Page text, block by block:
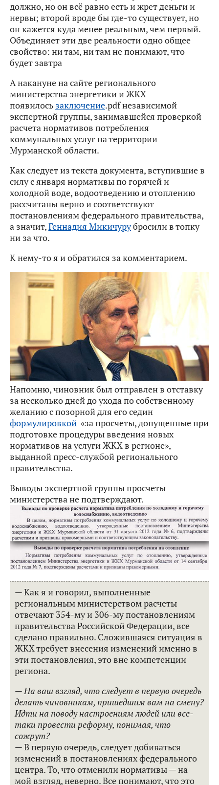
должно, но он всё равно есть и жрет деньги и
нервы; второй вроде бы где-то существует, но
он кажется куда менее реальным, чем первый.
Объединяет эти две реальности одно общее
свойство: ни там, ни там не понимают, что
будет завтра
А накануне на сайте регионального
министерства энергетики и ЖКХ
появилось заключение.pdf независимой
экспертной группы, занимавшейся проверкой
расчета нормативов потребления
коммунальных услуг на территории
Мурманской области.
Как следует из текста документа, вступившие в
силу с января нормативы по горячей и
холодной воде, водоотведению и отоплению
рассчитаны верно и соответствуют
постановлениям федерального правительства,
а значит,Геннадия Микичурубросили в топку
ни за что.
К нему-то я и обратился за комментарием.
Напомню, чиновник был отправлен в отставку
за несколько дней до ухода по собственному
желанию с позорной для его седин
формулировкой «за просчеты, допущенные при
подготовке процедуры введения новых
нормативов на услуги ЖКХ в регионе»,
выданной пресс-службой регионального
правительства.
Выводы экспертной группы просчеты
министерства не подтверждают.
— Как я и говорил, выполненные
региональным министерством расчеты
отвечают 354-му и 306-му постановлениям
правительства Российской Федерации, все
сделано правильно. Сложившаяся ситуация в
ЖКХ требует внесения изменений именно в
эти постановления, это вне компетенции
региона.
— На ваш взгляд, что следует в первую очередь
делать чиновникам, пришедшим вам на смену?
Идти на поводу настроениям людей или все-
таки провести реформу, понимая, что
сожрут?
— В первую очередь, следует добиваться
изменений в постановлениях федерального
центра. То, что отменили нормативы — на
мой взгляд, неверно. Все понимают, что это